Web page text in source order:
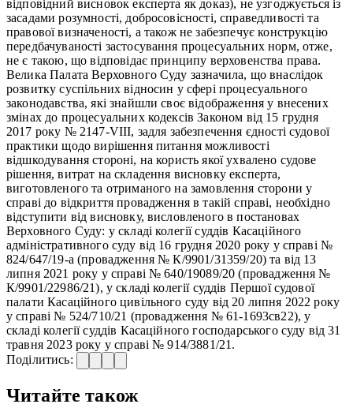
відповідний висновок експерта як доказ), не узгоджується із
засадами розумності, добросовісності, справедливості та
правової визначеності, а також не забезпечує конструкцію
передбачуваності застосування процесуальних норм, отже,
не є такою, що відповідає принципу верховенства права.
Велика Палата Верховного Суду зазначила, що внаслідок
розвитку суспільних відносин у сфері процесуального
законодавства, які знайшли своє відображення у внесених
змінах до процесуальних кодексів Законом від 15 грудня
2017 року № 2147-VIII, задля забезпечення єдності судової
практики щодо вирішення питання можливості
відшкодування стороні, на користь якої ухвалено судове
рішення, витрат на складення висновку експерта,
виготовленого та отриманого на замовлення сторони у
справі до відкриття провадження в такій справі, необхідно
відступити від висновку, висловленого в постановах
Верховного Суду: у складі колегії суддів Касаційного
адміністративного суду від 16 грудня 2020 року у справі №
824/647/19-а (провадження № К/9901/31359/20) та від 13
липня 2021 року у справі № 640/19089/20 (провадження №
К/9901/22986/21), у складі колегії суддів Першої судової
палати Касаційного цивільного суду від 20 липня 2022 року
у справі № 524/710/21 (провадження № 61-1693св22), у
складі колегії суддів Касаційного господарського суду від 31
травня 2023 року у справі № 914/3881/21.
Поділитись:
Читайте також